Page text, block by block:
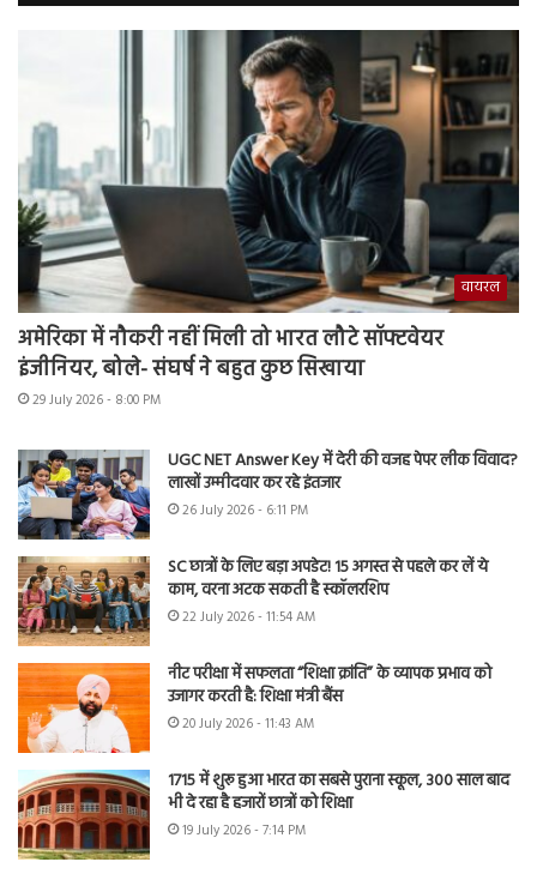
वायरल
अमेरिका में नौकरी नहीं मिली तो भारत लौटे सॉफ्टवेयर
इंजीनियर, बोले- संघर्ष ने बहुत कुछ सिखाया
29 July 2026 - 8:00 PM
UGC NET Answer Key में देरी की वजह पेपर लीक विवाद?
लाखों उम्मीदवार कर रहे इंतजार
26 July 2026 - 6:11 PM
SC छात्रों के लिए बड़ा अपडेट! 15 अगस्त से पहले कर लें ये
काम, वरना अटक सकती है स्कॉलरशिप
22 July 2026 - 11:54 AM
नीट परीक्षा में सफलता “शिक्षा क्रांति” के व्यापक प्रभाव को
उजागर करती है: शिक्षा मंत्री बैंस
20 July 2026 - 11:43 AM
1715 में शुरू हुआ भारत का सबसे पुराना स्कूल, 300 साल बाद
भी दे रहा है हजारों छात्रों को शिक्षा
19 July 2026 - 7:14 PM